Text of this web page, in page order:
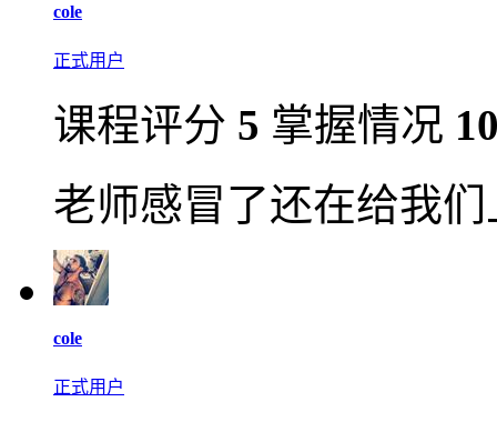
cole
正式用户
课程评分 5 掌握情况
老师感冒了还在给我们
cole
正式用户